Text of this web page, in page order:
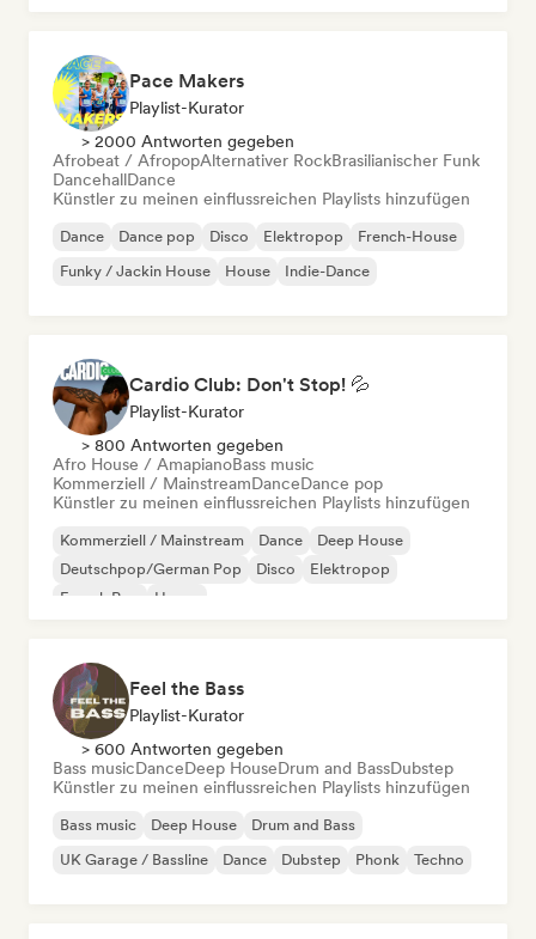
Pace Makers
Playlist-Kurator
> 2000 Antworten gegeben
Afrobeat / AfropopAlternativer RockBrasilianischer Funk
DancehallDance
Künstler zu meinen einflussreichen Playlists hinzufügen
Dance Dance pop Disco Elektropop
French-House
Funky / Jackin House
House Indie-Dance
Cardio Club: Don't Stop! 💦
Playlist-Kurator
> 800 Antworten gegeben
Afro House / AmapianoBass music
Kommerziell / MainstreamDanceDance pop
Künstler zu meinen einflussreichen Playlists hinzufügen
Kommerziell / Mainstream Dance
Deep House
Deutschpop/German Pop
Disco
Elektropop
French Pop
House
Feel the Bass
Playlist-Kurator
> 600 Antworten gegeben
Bass musicDanceDeep HouseDrum and BassDubstep
Künstler zu meinen einflussreichen Playlists hinzufügen
Bass music Deep House
Drum and Bass
UK Garage / Bassline
Dance Dubstep Phonk Techno